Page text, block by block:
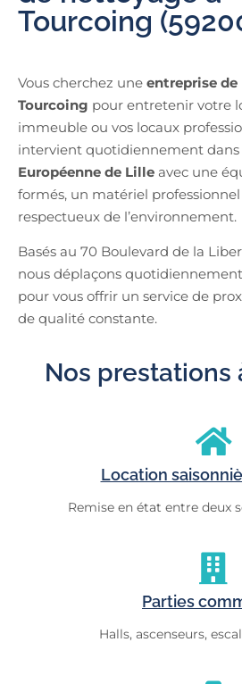
Tourcoing
Vous cherchez une entreprise
Tourcoing pour entretenir votre
immeuble ou vos locaux
intervient quotidiennement dans
Européenne de Lille avec une
formés, un matériel
respectueux de l’environnement.
Basés au 70 Boulevard de la
nous déplaçons
pour vous offrir un service de
de qualité constante.
Nos prestations
Location
Remise en état entre deux
Parties
Halls, ascenseurs,